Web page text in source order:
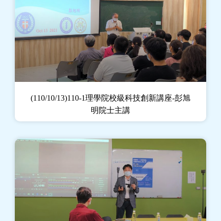
(110/10/13)110-1理學院校級科技創新講座-彭旭
明院士主講